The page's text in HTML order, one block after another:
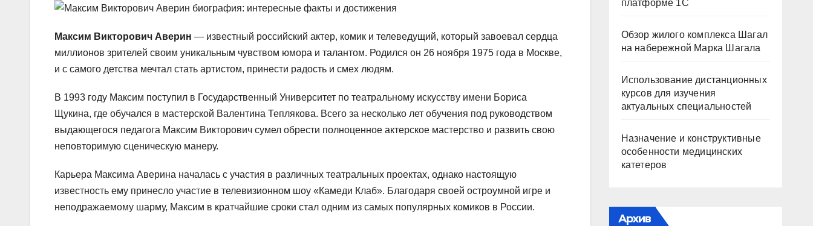
Максим Викторович Аверин — известный российский актер, комик и телеведущий, который завоевал сердца
миллионов зрителей своим уникальным чувством юмора и талантом. Родился он 26 ноября 1975 года в Москве,
и с самого детства мечтал стать артистом, принести радость и смех людям.
В 1993 году Максим поступил в Государственный Университет по театральному искусству имени Бориса
Щукина, где обучался в мастерской Валентина Теплякова. Всего за несколько лет обучения под руководством
выдающегося педагога Максим Викторович сумел обрести полноценное актерское мастерство и развить свою
неповторимую сценическую манеру.
Карьера Максима Аверина началась с участия в различных театральных проектах, однако настоящую
известность ему принесло участие в телевизионном шоу «Камеди Клаб». Благодаря своей остроумной игре и
неподражаемому шарму, Максим в кратчайшие сроки стал одним из самых популярных комиков в России.
платформе 1С
Обзор жилого комплекса Шагал
на набережной Марка Шагала
Использование дистанционных
курсов для изучения
актуальных специальностей
Назначение и конструктивные
особенности медицинских
катетеров
Архив